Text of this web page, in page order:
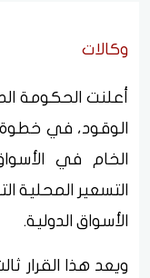
وكالات
أعلنت الحكومة
الوقود، في خطوة
الخام في
التسعير المحلية
الأسواق الدولية.
ويعد هذا القرار